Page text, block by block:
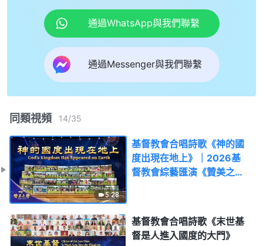
通過WhatsApp與我們聯繫
通過Messenger與我們聯繫
同類視頻 14/35
5:28
基督教會合唱詩歌《神的國
度出現在地上》｜2026基
督教會綜藝匯演《贊美之
基督教會合唱詩歌《末世基
督是人進入國度的大門》